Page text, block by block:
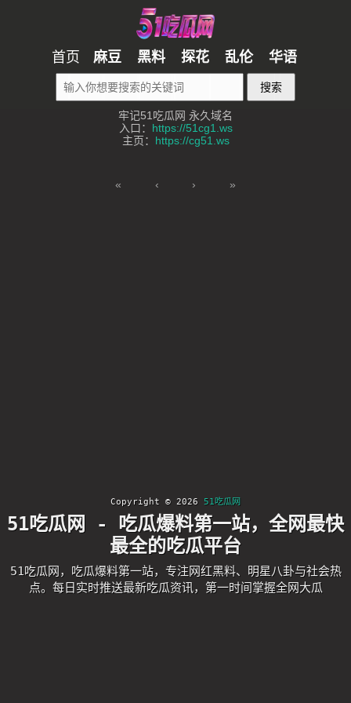
首页 麻豆 黑料 探花 乱伦 华语
搜索
牢记51吃瓜网 永久域名
入口： https://51cg1.ws
主页： https://cg51.ws
« ‹ › »
Copyright © 2026 51吃瓜网
51吃瓜网 - 吃瓜爆料第一站，全网最快
最全的吃瓜平台
51吃瓜网，吃瓜爆料第一站，专注网红黑料、明星八卦与社会热
点。每日实时推送最新吃瓜资讯，第一时间掌握全网大瓜